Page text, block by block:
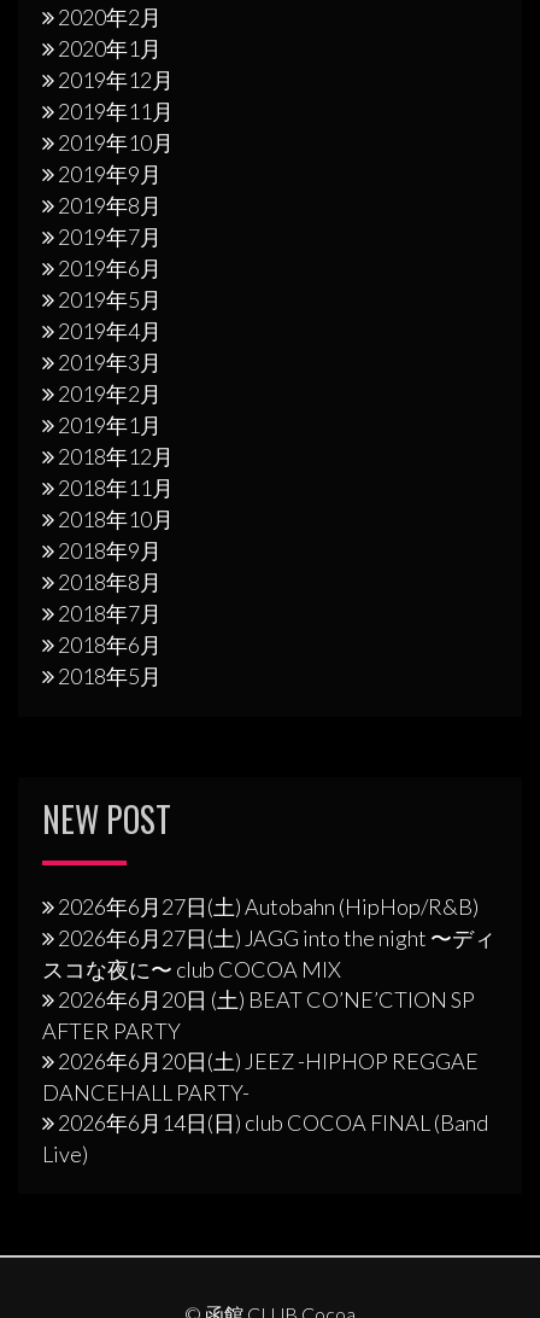
2020年2月
2020年1月
2019年12月
2019年11月
2019年10月
2019年9月
2019年8月
2019年7月
2019年6月
2019年5月
2019年4月
2019年3月
2019年2月
2019年1月
2018年12月
2018年11月
2018年10月
2018年9月
2018年8月
2018年7月
2018年6月
2018年5月
NEW POST
2026年6月27日(土) Autobahn (HipHop/R&B)
2026年6月27日(土) JAGG into the night 〜ディ
スコな夜に〜 club COCOA MIX
2026年6月20日 (土) BEAT CO’NE’CTION SP
AFTER PARTY
2026年6月20日(土) JEEZ -HIPHOP REGGAE
DANCEHALL PARTY-
2026年6月14日(日) club COCOA FINAL (Band
Live)
© 函館 CLUB Cocoa